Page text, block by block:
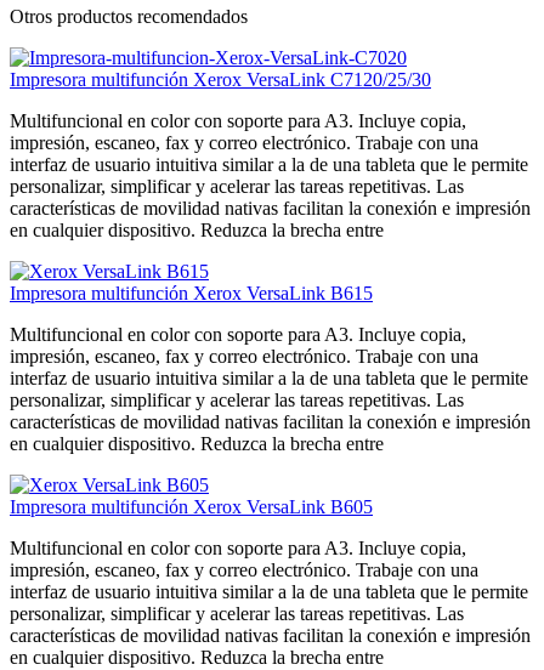
Otros productos recomendados
Impresora multifunción Xerox VersaLink C7120/25/30
Multifuncional en color con soporte para A3. Incluye copia,
impresión, escaneo, fax y correo electrónico. Trabaje con una
interfaz de usuario intuitiva similar a la de una tableta que le permite
personalizar, simplificar y acelerar las tareas repetitivas. Las
características de movilidad nativas facilitan la conexión e impresión
en cualquier dispositivo. Reduzca la brecha entre
Impresora multifunción Xerox VersaLink B615
Multifuncional en color con soporte para A3. Incluye copia,
impresión, escaneo, fax y correo electrónico. Trabaje con una
interfaz de usuario intuitiva similar a la de una tableta que le permite
personalizar, simplificar y acelerar las tareas repetitivas. Las
características de movilidad nativas facilitan la conexión e impresión
en cualquier dispositivo. Reduzca la brecha entre
Impresora multifunción Xerox VersaLink B605
Multifuncional en color con soporte para A3. Incluye copia,
impresión, escaneo, fax y correo electrónico. Trabaje con una
interfaz de usuario intuitiva similar a la de una tableta que le permite
personalizar, simplificar y acelerar las tareas repetitivas. Las
características de movilidad nativas facilitan la conexión e impresión
en cualquier dispositivo. Reduzca la brecha entre